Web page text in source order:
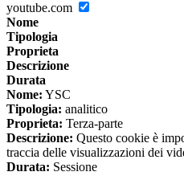
youtube.com
Nome
Tipologia
Proprieta
Descrizione
Durata
Nome: YSC
Tipologia: analitico
Proprieta: Terza-parte
Descrizione: Questo cookie è
traccia delle visualizzazioni dei
Durata: Sessione